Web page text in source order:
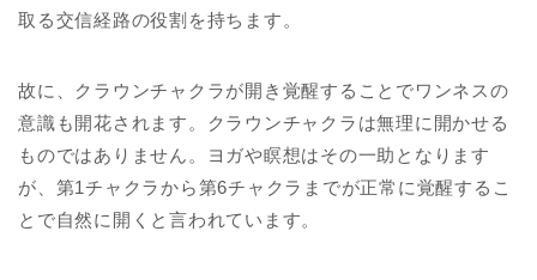
取る交信経路の役割を持ちます。
故に、クラウンチャクラが開き覚醒することでワンネスの
意識も開花されます。クラウンチャクラは無理に開かせる
ものではありません。ヨガや瞑想はその一助となります
が、第1チャクラから第6チャクラまでが正常に覚醒するこ
とで自然に開くと言われています。